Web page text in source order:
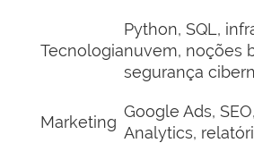
Tecnologia
Python, SQL,
nuvem, noções
segurança
Marketing
Google Ads,
Analytics,